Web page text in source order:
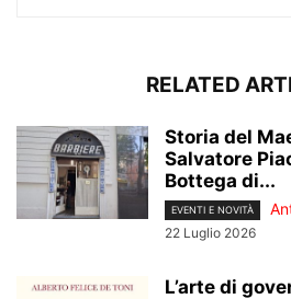
RELATED
Storia del
Salvatore
Bottega di...
EVENTI E NOVITÀ
22 Luglio 2026
L’arte di